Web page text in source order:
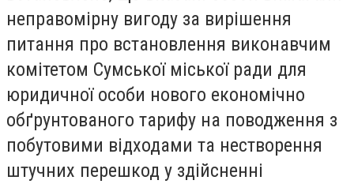
неправомірну вигоду за вирішення
питання про встановлення виконавчим
комітетом Сумської міської ради для
юридичної особи нового економічно
обґрунтованого тарифу на поводження з
побутовими відходами та нестворення
штучних перешкод у здійсненні